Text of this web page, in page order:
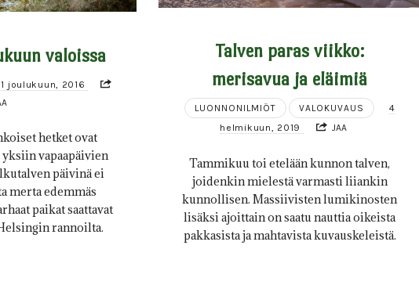
Talven paras viikko:
merisavua ja eläimiä
LUONNONILMIÖT VALOKUVAUS
4
helmikuun, 2019
JAA
Tammikuu toi etelään kunnon talven,
joidenkin mielestä varmasti liiankin
kunnollisen. Massiivisten lumikinosten
lisäksi ajoittain on saatu nauttia oikeista
pakkasista ja mahtavista kuvauskeleistä.
valoissa
joulukuun, 2016
hetket ovat
vapaapäivien
päivinä ei
merta edemmäs
paikat saattavat
rannoilta.